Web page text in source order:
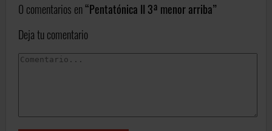
0 comentarios en Pentatónica II 3ª menor arriba
Deja tu comentario